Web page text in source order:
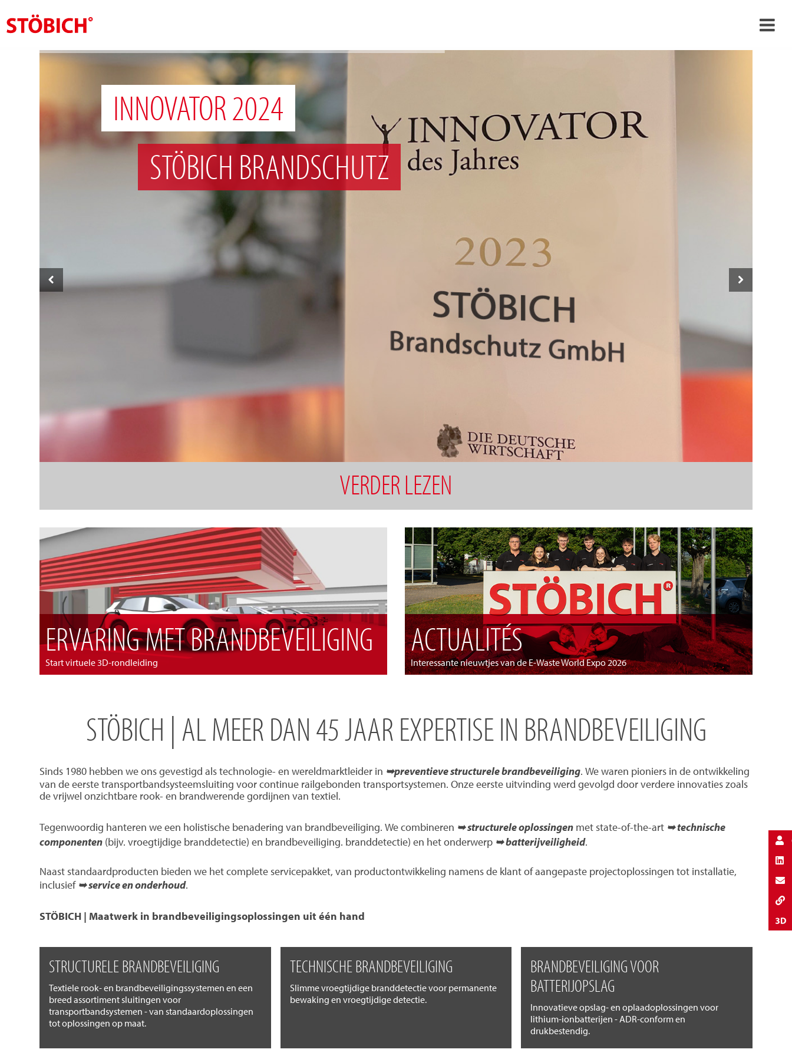
NL
Oplossingen
Over Stöbich
VERDER LEZEN
INNOVATOR 2024
STÖBICH BRANDSCHUTZ
ERVARING MET BRANDBEVEILIGING
Start virtuele 3D-rondleiding
ACTUALITÉS
Interessante nieuwtjes van de E-Waste World Expo 2026
STÖBICH | AL MEER DAN 45 JAAR EXPERTISE IN BRANDBEVEILIGING
Sinds 1980 hebben we ons gevestigd als technologie- en wereldmarktleider in ➥preventieve structurele brandbeveiliging. We waren pioniers in de ontwikkeling
van de eerste transportbandsysteemsluiting voor continue railgebonden transportsystemen. Onze eerste uitvinding werd gevolgd door verdere innovaties zoals
de vrijwel onzichtbare rook- en brandwerende gordijnen van textiel.
Tegenwoordig hanteren we een holistische benadering van brandbeveiliging. We combineren ➥ structurele oplossingen met state-of-the-art ➥ technische
componenten (bijv. vroegtijdige branddetectie) en brandbeveiliging. branddetectie) en het onderwerp ➥ batterijveiligheid.
Naast standaardproducten bieden we het complete servicepakket, van productontwikkeling namens de klant of aangepaste projectoplossingen tot installatie,
inclusief ➥ service en onderhoud.
STÖBICH | Maatwerk in brandbeveiligingsoplossingen uit één hand
STRUCTURELE BRANDBEVEILIGING
Textiele rook- en brandbeveiligingssystemen en een
breed assortiment sluitingen voor
transportbandsystemen - van standaardoplossingen
tot oplossingen op maat.
TECHNISCHE BRANDBEVEILIGING
Slimme vroegtijdige branddetectie voor permanente
bewaking en vroegtijdige detectie.
BRANDBEVEILIGING VOOR
BATTERIJOPSLAG
Innovatieve opslag- en oplaadoplossingen voor
lithium-ionbatterijen - ADR-conform en
drukbestendig.